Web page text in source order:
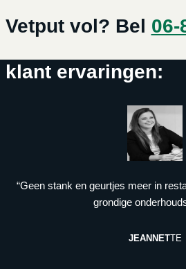
Vetput vol? Bel 06-
klant ervaringen:
“Geen stank en geurtjes meer in
grondige
JEANNETTE